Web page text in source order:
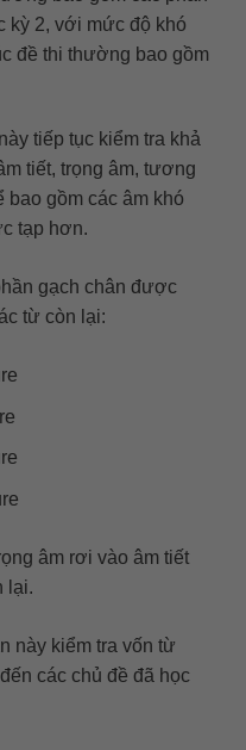
kỳ 2, với mức độ khó
đề thi thường bao gồm
tiếp tục kiểm tra khả
tiết, trọng âm, tương
gồm các âm khó
tạp hơn.
gạch chân được
từ còn lại:
âm rơi vào âm tiết
lại.
này kiểm tra vốn từ
các chủ đề đã học